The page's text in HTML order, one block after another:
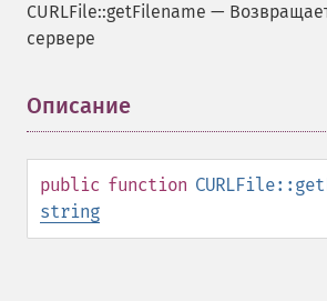
CURLFile::getFilename —
сервере
Описание
public function
string